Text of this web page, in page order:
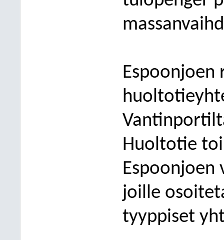
Espoonjoen
Huoltotie
joille
tyyppiset